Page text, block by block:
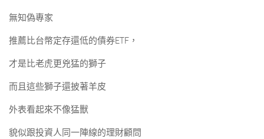
無知偽專家
推薦比台幣定存還低的債券ETF，
才是比老虎更兇猛的獅子
而且這些獅子還披著羊皮
外表看起來不像猛獸
貌似跟投資人同一陣線的理財顧問